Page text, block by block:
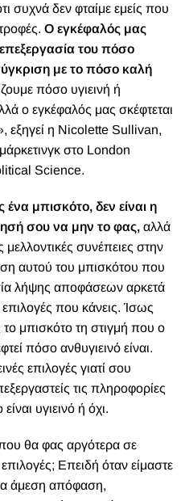
συχνά δεν φταίμε εμείς που
Ο εγκέφαλός μας
του πόσο
με το πόσο καλή
πόσο υγιεινή ή
ο εγκέφαλός μας σκέφτεται
εξηγεί η Nicolette Sullivan,
στο London
Science.
ένα μπισκότο, δεν είναι η
σου να μην το φας, αλλά
μελλοντικές συνέπειες στην
αυτού του μπισκότου που
λήψης αποφάσεων αρκετά
που κάνεις. Ίσως
μπισκότο τη στιγμή που ο
πόσο ανθυγιεινό είναι.
επιλογές γιατί σου
τις πληροφορίες
υγιεινό ή όχι.
θα φας αργότερα σε
Επειδή όταν είμαστε
άμεση απόφαση,